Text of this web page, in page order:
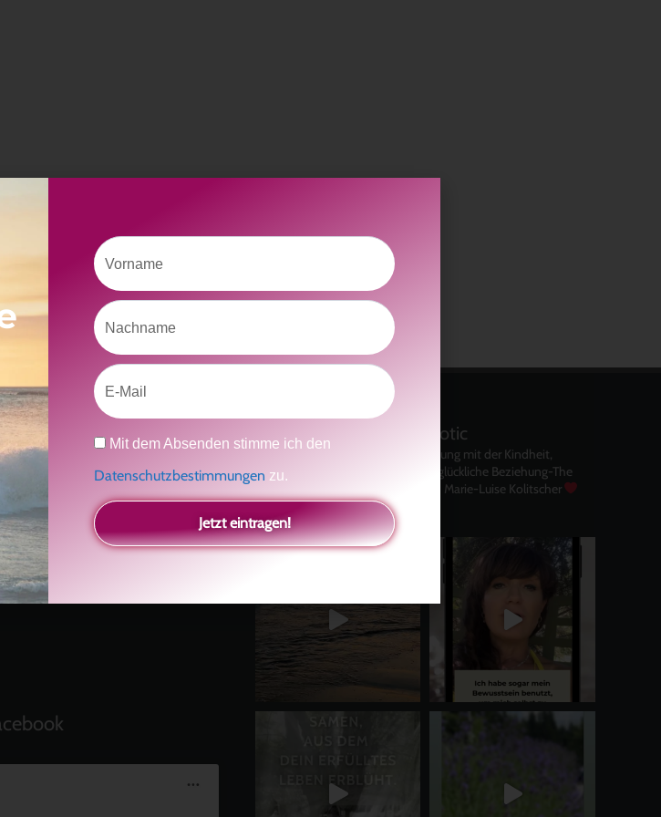
werden möchte
nicht darum, noch mehr zu
einfach eine kleine Auszeit
kolitscher.by.biotic
Selbstliebe, Aussöhnung mit der Kindheit,
Potenzial entfalten, glückliche Beziehung-The
Asha und Marie-Luise Kolitscher
Sisterlove
Vorname
Nachname
Email
Datenschutz
Mit dem Absenden stimme ich den
Datenschutzbestimmungen zu.
Jetzt eintragen!